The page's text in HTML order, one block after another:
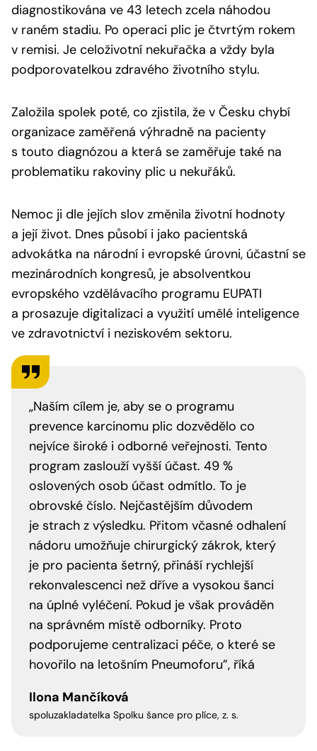
diagnostikována ve 43 letech zcela náhodou
v raném stadiu. Po operaci plic je čtvrtým rokem
v remisi. Je celoživotní nekuřačka a vždy byla
podporovatelkou zdravého životního stylu.
Založila spolek poté, co zjistila, že v Česku chybí
organizace zaměřená výhradně na pacienty
s touto diagnózou a která se zaměřuje také na
problematiku rakoviny plic u nekuřáků.
Nemoc ji dle jejích slov změnila životní hodnoty
a její život. Dnes působí i jako pacientská
advokátka na národní i evropské úrovni, účastní se
mezinárodních kongresů, je absolventkou
evropského vzdělávacího programu EUPATI
a prosazuje digitalizaci a využití umělé inteligence
ve zdravotnictví i neziskovém sektoru.
„Naším cílem je, aby se o programu
prevence karcinomu plic dozvědělo co
nejvíce široké i odborné veřejnosti. Tento
program zaslouží vyšší účast. 49 %
oslovených osob účast odmítlo. To je
obrovské číslo. Nejčastějším důvodem
je strach z výsledku. Přitom včasné odhalení
nádoru umožňuje chirurgický zákrok, který
je pro pacienta šetrný, přináší rychlejší
rekonvalescenci než dříve a vysokou šanci
na úplné vyléčení. Pokud je však prováděn
na správném místě odborníky. Proto
podporujeme centralizaci péče, o které se
hovořilo na letošním Pneumoforu”, říká
Ilona Mančíková
spoluzakladatelka Spolku šance pro plíce, z. s.